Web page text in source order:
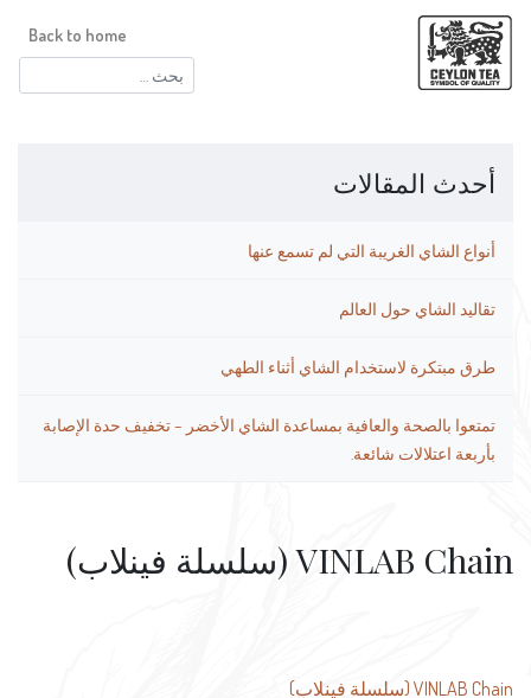
البحث
عن:
Back to home
أحدث المقالات
أنواع الشاي الغريبة التي لم تسمع عنها
تقاليد الشاي حول العالم
طرق مبتكرة لاستخدام الشاي أثناء الطهي
تمتعوا بالصحة والعافية بمساعدة الشاي الأخضر – تخفيف حدة الإصابة
بأربعة اعتلالات شائعة.
VINLAB Chain (سلسلة فينلاب)
VINLAB Chain (سلسلة فينلاب)